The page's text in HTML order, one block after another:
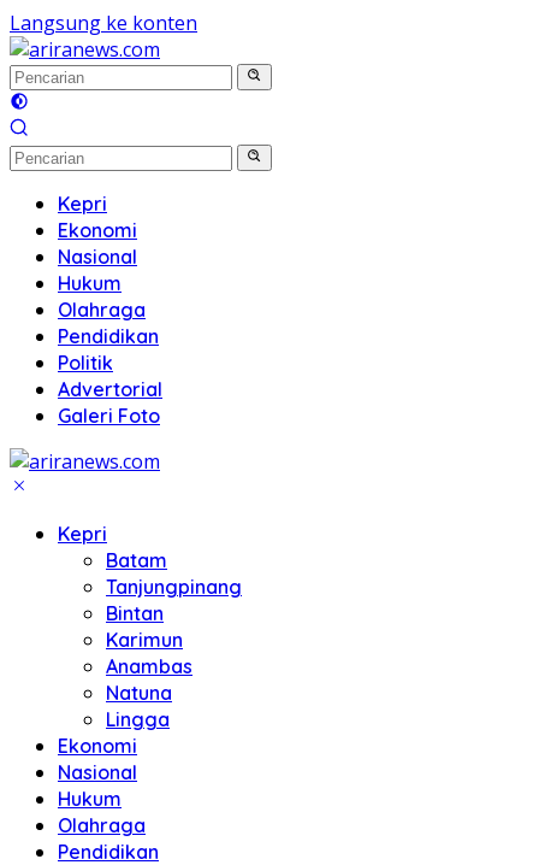
Langsung ke konten
Kepri
Ekonomi
Nasional
Hukum
Olahraga
Pendidikan
Politik
Advertorial
Galeri Foto
Kepri
Batam
Tanjungpinang
Bintan
Karimun
Anambas
Natuna
Lingga
Ekonomi
Nasional
Hukum
Olahraga
Pendidikan